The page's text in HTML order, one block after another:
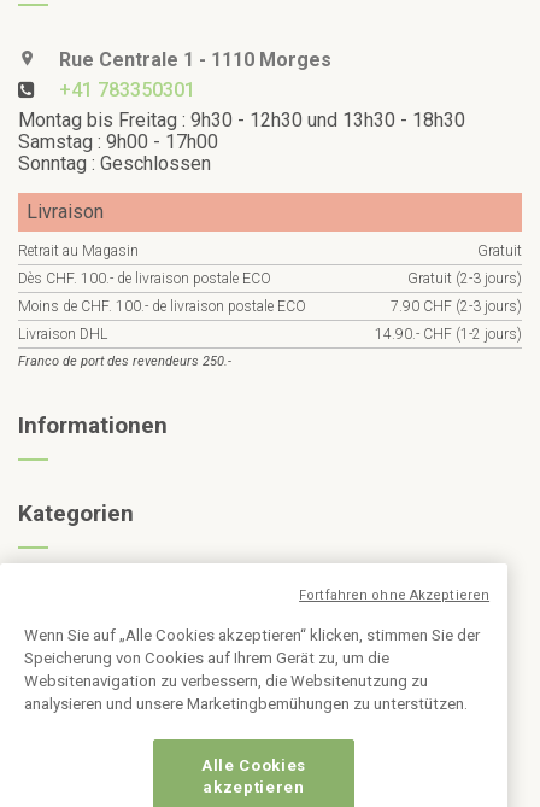
Rue Centrale 1 - 1110 Morges
+41 783350301
Montag bis Freitag : 9h30 - 12h30 und 13h30 - 18h30
Samstag : 9h00 - 17h00
Sonntag : Geschlossen
Livraison
Retrait au Magasin
Gratuit
Dès CHF. 100.- de livraison postale ECO
Gratuit (2-3 jours)
Moins de CHF. 100.- de livraison postale ECO
7.90 CHF (2-3 jours)
Livraison DHL
14.90.- CHF (1-2 jours)
Franco de port des revendeurs 250.-
Informationen
Kategorien
Abonnieren Sie den Newsletter
Wenn Sie auf „Alle Cookies akzeptieren“ klicken, stimmen Sie der
Speicherung von Cookies auf Ihrem Gerät zu, um die
Websitenavigation zu verbessern, die Websitenutzung zu
analysieren und unsere Marketingbemühungen zu unterstützen.
Alle Cookies
akzeptieren
Fortfahren ohne Akzeptieren